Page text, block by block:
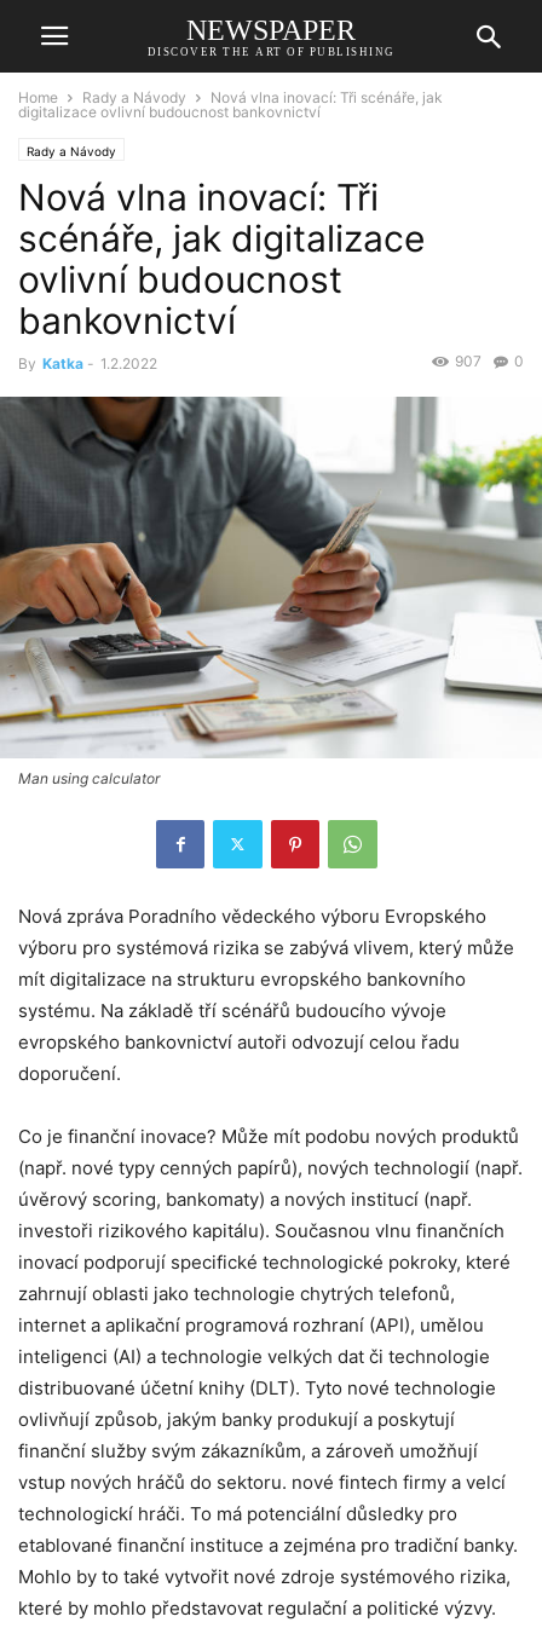
NEWSPAPER
DISCOVER THE ART OF PUBLISHING
Home Rady a Návody
Nová vlna inovací: Tři scénáře, jak
digitalizace ovlivní budoucnost bankovnictví
Rady a Návody
Nová vlna inovací: Tři
scénáře, jak digitalizace
ovlivní budoucnost
bankovnictví
By Katka - 1.2.2022 0
907
Man using calculator
Nová zpráva Poradního vědeckého výboru Evropského
výboru pro systémová rizika se zabývá vlivem, který může
mít digitalizace na strukturu evropského bankovního
systému. Na základě tří scénářů budoucího vývoje
evropského bankovnictví autoři odvozují celou řadu
doporučení.
Co je finanční inovace? Může mít podobu nových produktů
(např. nové typy cenných papírů), nových technologií (např.
úvěrový scoring, bankomaty) a nových institucí (např.
investoři rizikového kapitálu). Současnou vlnu finančních
inovací podporují specifické technologické pokroky, které
zahrnují oblasti jako technologie chytrých telefonů,
internet a aplikační programová rozhraní (API), umělou
inteligenci (AI) a technologie velkých dat či technologie
distribuované účetní knihy (DLT). Tyto nové technologie
ovlivňují způsob, jakým banky produkují a poskytují
finanční služby svým zákazníkům, a zároveň umožňují
vstup nových hráčů do sektoru. nové fintech firmy a velcí
technologickí hráči. To má potenciální důsledky pro
etablované finanční instituce a zejména pro tradiční banky.
Mohlo by to také vytvořit nové zdroje systémového rizika,
které by mohlo představovat regulační a politické výzvy.